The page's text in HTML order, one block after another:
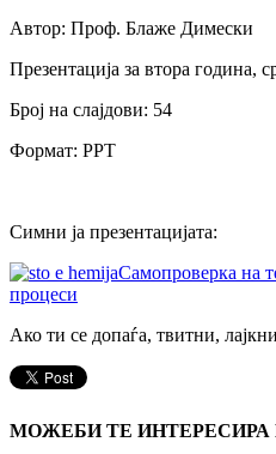
Автор: Проф. Блаже Димески
Презентација за втора година,
Број на слајдови: 54
Формат: PPT
Симни ја презентацијата:
Самопроверка на
процеси
Ако ти се допаѓа, твитни,
МОЖЕБИ ТЕ ИНТЕРЕСИРА